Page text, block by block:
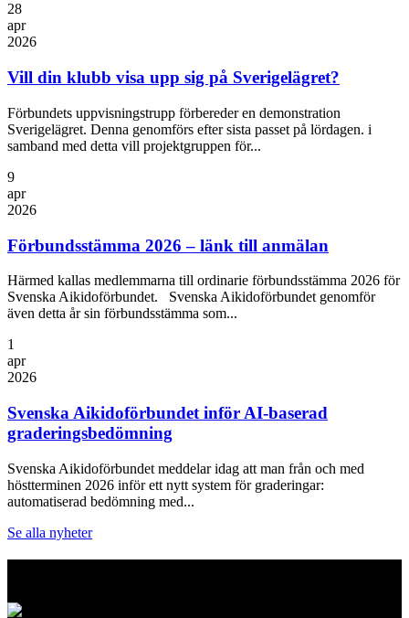
28
apr
2026
Vill din klubb visa upp sig på Sverigelägret?
Förbundets uppvisningstrupp förbereder en demonstration
Sverigelägret. Denna genomförs efter sista passet på lördagen. i
samband med detta vill projektgruppen för...
9
apr
2026
Förbundsstämma 2026 – länk till anmälan
Härmed kallas medlemmarna till ordinarie förbundsstämma 2026 för
Svenska Aikidoförbundet. Svenska Aikidoförbundet genomför
även detta år sin förbundsstämma som...
1
apr
2026
Svenska Aikidoförbundet inför AI-baserad
graderingsbedömning
Svenska Aikidoförbundet meddelar idag att man från och med
höstterminen 2026 inför ett nytt system för graderingar:
automatiserad bedömning med...
Se alla nyheter